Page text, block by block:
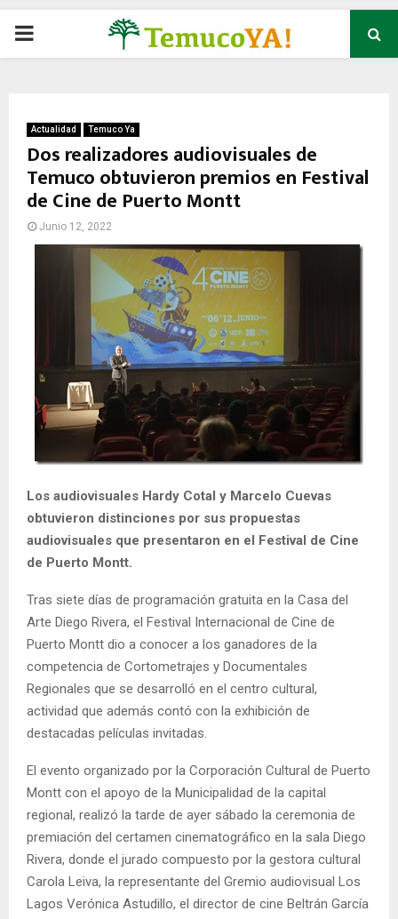
P
M
A
U
Actualidad Temuco Ya
Dos realizadores audiovisuales de
Temuco obtuvieron premios en Festival
de Cine de Puerto Montt
Junio 12, 2022
Los audiovisuales Hardy Cotal y Marcelo Cuevas
obtuvieron distinciones por sus propuestas
audiovisuales que presentaron en el Festival de Cine
de Puerto Montt.
Tras siete días de programación gratuita en la Casa del
Arte Diego Rivera, el Festival Internacional de Cine de
Puerto Montt dio a conocer a los ganadores de la
competencia de Cortometrajes y Documentales
Regionales que se desarrolló en el centro cultural,
actividad que además contó con la exhibición de
destacadas películas invitadas.
El evento organizado por la Corporación Cultural de Puerto
Montt con el apoyo de la Municipalidad de la capital
regional, realizó la tarde de ayer sábado la ceremonia de
premiación del certamen cinematográfico en la sala Diego
Rivera, donde el jurado compuesto por la gestora cultural
Carola Leiva, la representante del Gremio audiovisual Los
Lagos Verónica Astudillo, el director de cine Beltrán García